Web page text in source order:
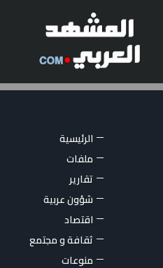
الرئيسية
ملفات
تقارير
شؤون عربية
اقتصاد
ثقافة و مجتمع
منوعات